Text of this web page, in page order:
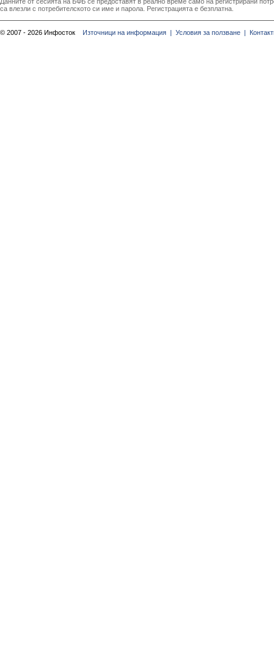
са влезли с потребителското си име и парола. Регистрацията е безплатна.
© 2007 - 2026 Инфосток Източници на информация | Условия за ползване |